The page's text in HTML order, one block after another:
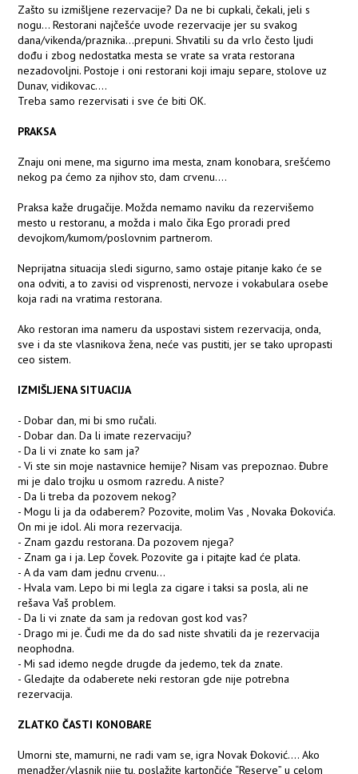
Zašto su izmišljene rezervacije? Da ne bi cupkali, čekali, jeli s
nogu... Restorani najčešće uvode rezervacije jer su svakog
dana/vikenda/praznika…prepuni. Shvatili su da vrlo često ljudi
dođu i zbog nedostatka mesta se vrate sa vrata restorana
nezadovoljni. Postoje i oni restorani koji imaju separe, stolove uz
Dunav, vidikovac….
Treba samo rezervisati i sve će biti OK.
PRAKSA
Znaju oni mene, ma sigurno ima mesta, znam konobara, srešćemo
nekog pa ćemo za njihov sto, dam crvenu….
Praksa kaže drugačije. Možda nemamo naviku da rezervišemo
mesto u restoranu, a možda i malo čika Ego proradi pred
devojkom/kumom/poslovnim partnerom.
Neprijatna situacija sledi sigurno, samo ostaje pitanje kako će se
ona odviti, a to zavisi od visprenosti, nervoze i vokabulara osebe
koja radi na vratima restorana.
Ako restoran ima nameru da uspostavi sistem rezervacija, onda,
sve i da ste vlasnikova žena, neće vas pustiti, jer se tako upropasti
ceo sistem.
IZMIŠLJENA SITUACIJA
- Dobar dan, mi bi smo ručali.
- Dobar dan. Da li imate rezervaciju?
- Da li vi znate ko sam ja?
- Vi ste sin moje nastavnice hemije? Nisam vas prepoznao. Đubre
mi je dalo trojku u osmom razredu. A niste?
- Da li treba da pozovem nekog?
- Mogu li ja da odaberem? Pozovite, molim Vas , Novaka Đokovića.
On mi je idol. Ali mora rezervacija.
- Znam gazdu restorana. Da pozovem njega?
- Znam ga i ja. Lep čovek. Pozovite ga i pitajte kad će plata.
- A da vam dam jednu crvenu...
- Hvala vam. Lepo bi mi legla za cigare i taksi sa posla, ali ne
rešava Vaš problem.
- Da li vi znate da sam ja redovan gost kod vas?
- Drago mi je. Čudi me da do sad niste shvatili da je rezervacija
neophodna.
- Mi sad idemo negde drugde da jedemo, tek da znate.
- Gledajte da odaberete neki restoran gde nije potrebna
rezervacija.
ZLATKO ČASTI KONOBARE
Umorni ste, mamurni, ne radi vam se, igra Novak Đoković…. Ako
menadžer/vlasnik nije tu, poslažite kartončiće “Reserve” u celom